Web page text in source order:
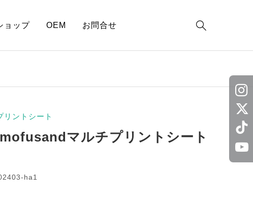
ョップ OEM お問合せ 
リントシート
マルチプリントシート
ha1